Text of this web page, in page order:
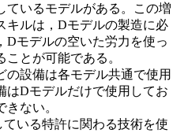
ているモデルがある。この増
キルは，Dモデルの製造に必
Dモデルの空いた労力を使っ
とが可能である。
の設備は各モデル共通で使用
はDモデルだけで使用してお
ない。
いる特許に関わる技術を使